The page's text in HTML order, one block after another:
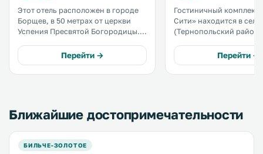
Этот отель расположен в городе
Борщев, в 50 метрах от церкви
Успения Пресвятой Богородицы. К
ресторан традиционной кухни.
Номера оборудованы
телевизором. .
Перейти →
Гостиничный
Сити» находится в
(Тернопольский
к услугам гостей
сезонный бассейн,
принадлежности для
Перейти →
Ближайшие достопримечательности
БИЛЬЧЕ-ЗОЛОТОЕ